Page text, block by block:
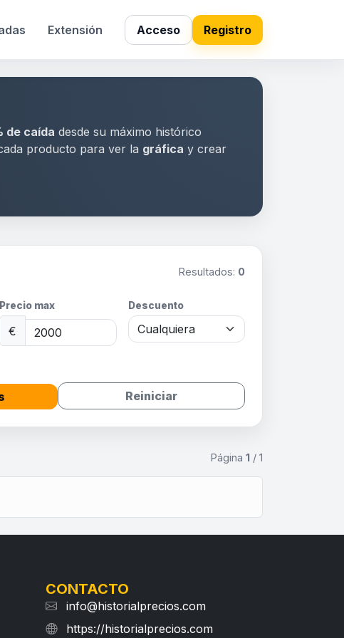
Extensión Acceso Registro
de caída desde su máximo histórico
producto para ver la gráfica y crear
Resultados: 0
Precio max
€
Descuento
Reiniciar
Página 1 / 1
CONTACTO
info@historialprecios.com
https://historialprecios.com